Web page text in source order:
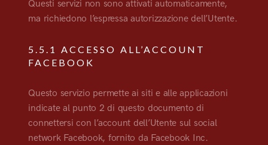
Questi servizi non sono attivati automaticamente,
ma richiedono l’espressa autorizzazione dell’Utente.
5.5.1 ACCESSO ALL’ACCOUNT
FACEBOOK
Questo servizio permette ai siti e alle applicazioni
indicate al punto 2 di questo documento di
connettersi con l’account dell’Utente sul social
network Facebook, fornito da Facebook Inc.